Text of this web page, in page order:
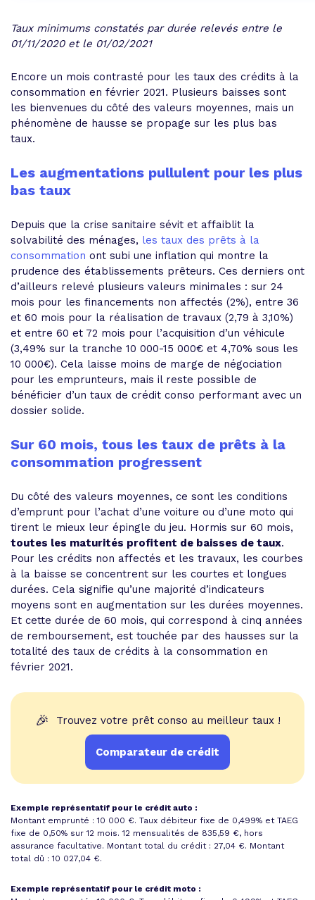
Taux minimums constatés par durée relevés entre le
01/11/2020 et le 01/02/2021
Encore un mois contrasté pour les taux des crédits à la
consommation en février 2021. Plusieurs baisses sont
les bienvenues du côté des valeurs moyennes, mais un
phénomène de hausse se propage sur les plus bas
taux.
Les augmentations pullulent pour les plus
bas taux
Depuis que la crise sanitaire sévit et affaiblit la
solvabilité des ménages, les taux des prêts à la
consommation ont subi une inflation qui montre la
prudence des établissements prêteurs. Ces derniers ont
d’ailleurs relevé plusieurs valeurs minimales : sur 24
mois pour les financements non affectés (2%), entre 36
et 60 mois pour la réalisation de travaux (2,79 à 3,10%)
et entre 60 et 72 mois pour l’acquisition d’un véhicule
(3,49% sur la tranche 10 000-15 000€ et 4,70% sous les
10 000€). Cela laisse moins de marge de négociation
pour les emprunteurs, mais il reste possible de
bénéficier d’un taux de crédit conso performant avec un
dossier solide.
Sur 60 mois, tous les taux de prêts à la
consommation progressent
Du côté des valeurs moyennes, ce sont les conditions
d’emprunt pour l’achat d’une voiture ou d’une moto qui
tirent le mieux leur épingle du jeu. Hormis sur 60 mois,
toutes les maturités profitent de baisses de taux.
Pour les crédits non affectés et les travaux, les courbes
à la baisse se concentrent sur les courtes et longues
durées. Cela signifie qu’une majorité d’indicateurs
moyens sont en augmentation sur les durées moyennes.
Et cette durée de 60 mois, qui correspond à cinq années
de remboursement, est touchée par des hausses sur la
totalité des taux de crédits à la consommation en
février 2021.
🎉 Trouvez votre prêt conso au meilleur taux !
Comparateur de crédit
Exemple représentatif pour le crédit auto :
Montant emprunté : 10 000 €. Taux débiteur fixe de 0,499% et TAEG
fixe de 0,50% sur 12 mois.12 mensualités de 835,59 €, hors
assurance facultative. Montant total du crédit : 27,04 €. Montant
total dû : 10 027,04 €.
Exemple représentatif pour le crédit moto :